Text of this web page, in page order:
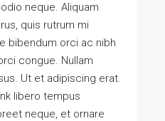
neque. Aliquam
quis rutrum mi
bibendum orci ac nibh
congue. Nullam
Ut et adipiscing erat.
libero tempus
neque, et ornare